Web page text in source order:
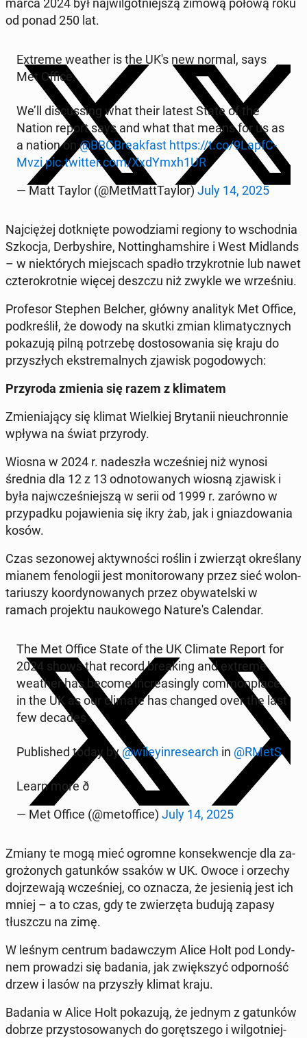
marca 2024 był naj­wil­got­niej­szą zimową połową roku
od ponad 250 lat.
Extreme weather is the UK's new normal, says
Met Office.
We’ll di­scus­sing what their latest State of the
Nation report says and what that means for us as
a nation on@BBC­Bre­ak­fast https://t.co/9LapfC­
Mvzi pic.twitter.com/XxdYmxh1UR
— Matt Taylor (@Met­Matt­Tay­lor) July 14, 2025
Naj­cię­żej do­tknię­te po­wo­dzia­mi regiony to wschod­nia
Szkocja, Der­by­shi­re, Not­tin­gham­shi­re i West Mi­dlands
– w nie­któ­rych miej­scach spadło trzy­krot­nie lub nawet
czte­ro­krot­nie więcej deszczu niż zwykle we wrze­śniu.
Pro­fe­sor Stephen Belcher, główny ana­li­tyk Met Office,
pod­kre­ślił, że dowody na skutki zmian kli­ma­tycz­nych
po­ka­zu­ją pilną po­trze­bę do­sto­so­wa­nia się kraju do
przy­szłych eks­tre­mal­nych zjawisk po­go­do­wych:
Przy­ro­da zmienia się razem z kli­ma­tem
Zmie­nia­ją­cy się klimat Wiel­kiej Bry­ta­nii nie­uchron­nie
wpływa na świat przy­ro­dy.
Wiosna w 2024 r. na­de­szła wcze­śniej niż wynosi
średnia dla 12 z 13 od­no­to­wa­nych wiosną zjawisk i
była naj­wcze­śniej­szą w serii od 1999 r. zarówno w
przy­pad­ku po­ja­wie­nia się ikry żab, jak i gniaz­do­wa­nia
kosów.
Czas se­zo­no­wej ak­tyw­no­ści roślin i zwie­rząt okre­śla­ny
mianem fe­no­lo­gii jest mo­ni­to­ro­wa­ny przez sieć wo­lon­
ta­riu­szy ko­or­dy­no­wa­nych przez oby­wa­tel­ski w
ramach pro­jek­tu na­uko­we­go Na­tu­re­'s Ca­len­dar.
The Met Office State of the UK Climate Report for
2024 shows that record bre­aking and extreme
weather has become in­cre­asin­gly com­mon­pla­ce
in the UK as our climate has changed over the last
few decades
Pu­bli­shed today by@wi­ley­in­re­se­arch in @RMetS
Learn more ð
— Met Office (@me­tof­fi­ce) July 14, 2025
Zmiany te mogą mieć ogromne kon­se­kwen­cje dla za­
gro­żo­nych ga­tun­ków ssaków w UK. Owoce i orzechy
doj­rze­wa­ją wcze­śniej, co oznacza, że je­sie­nią jest ich
mniej – a to czas, gdy te zwie­rzę­ta budują zapasy
tłusz­czu na zimę.
W leśnym centrum ba­daw­czym Alice Holt pod Lon­dy­
nem pro­wa­dzi się badania, jak zwięk­szyć od­por­ność
drzew i lasów na przy­szły klimat kraju.
Badania w Alice Holt po­ka­zu­ją, że jednym z ga­tun­ków
dobrze przy­sto­so­wa­nych do go­ręt­sze­go i wil­got­niej­